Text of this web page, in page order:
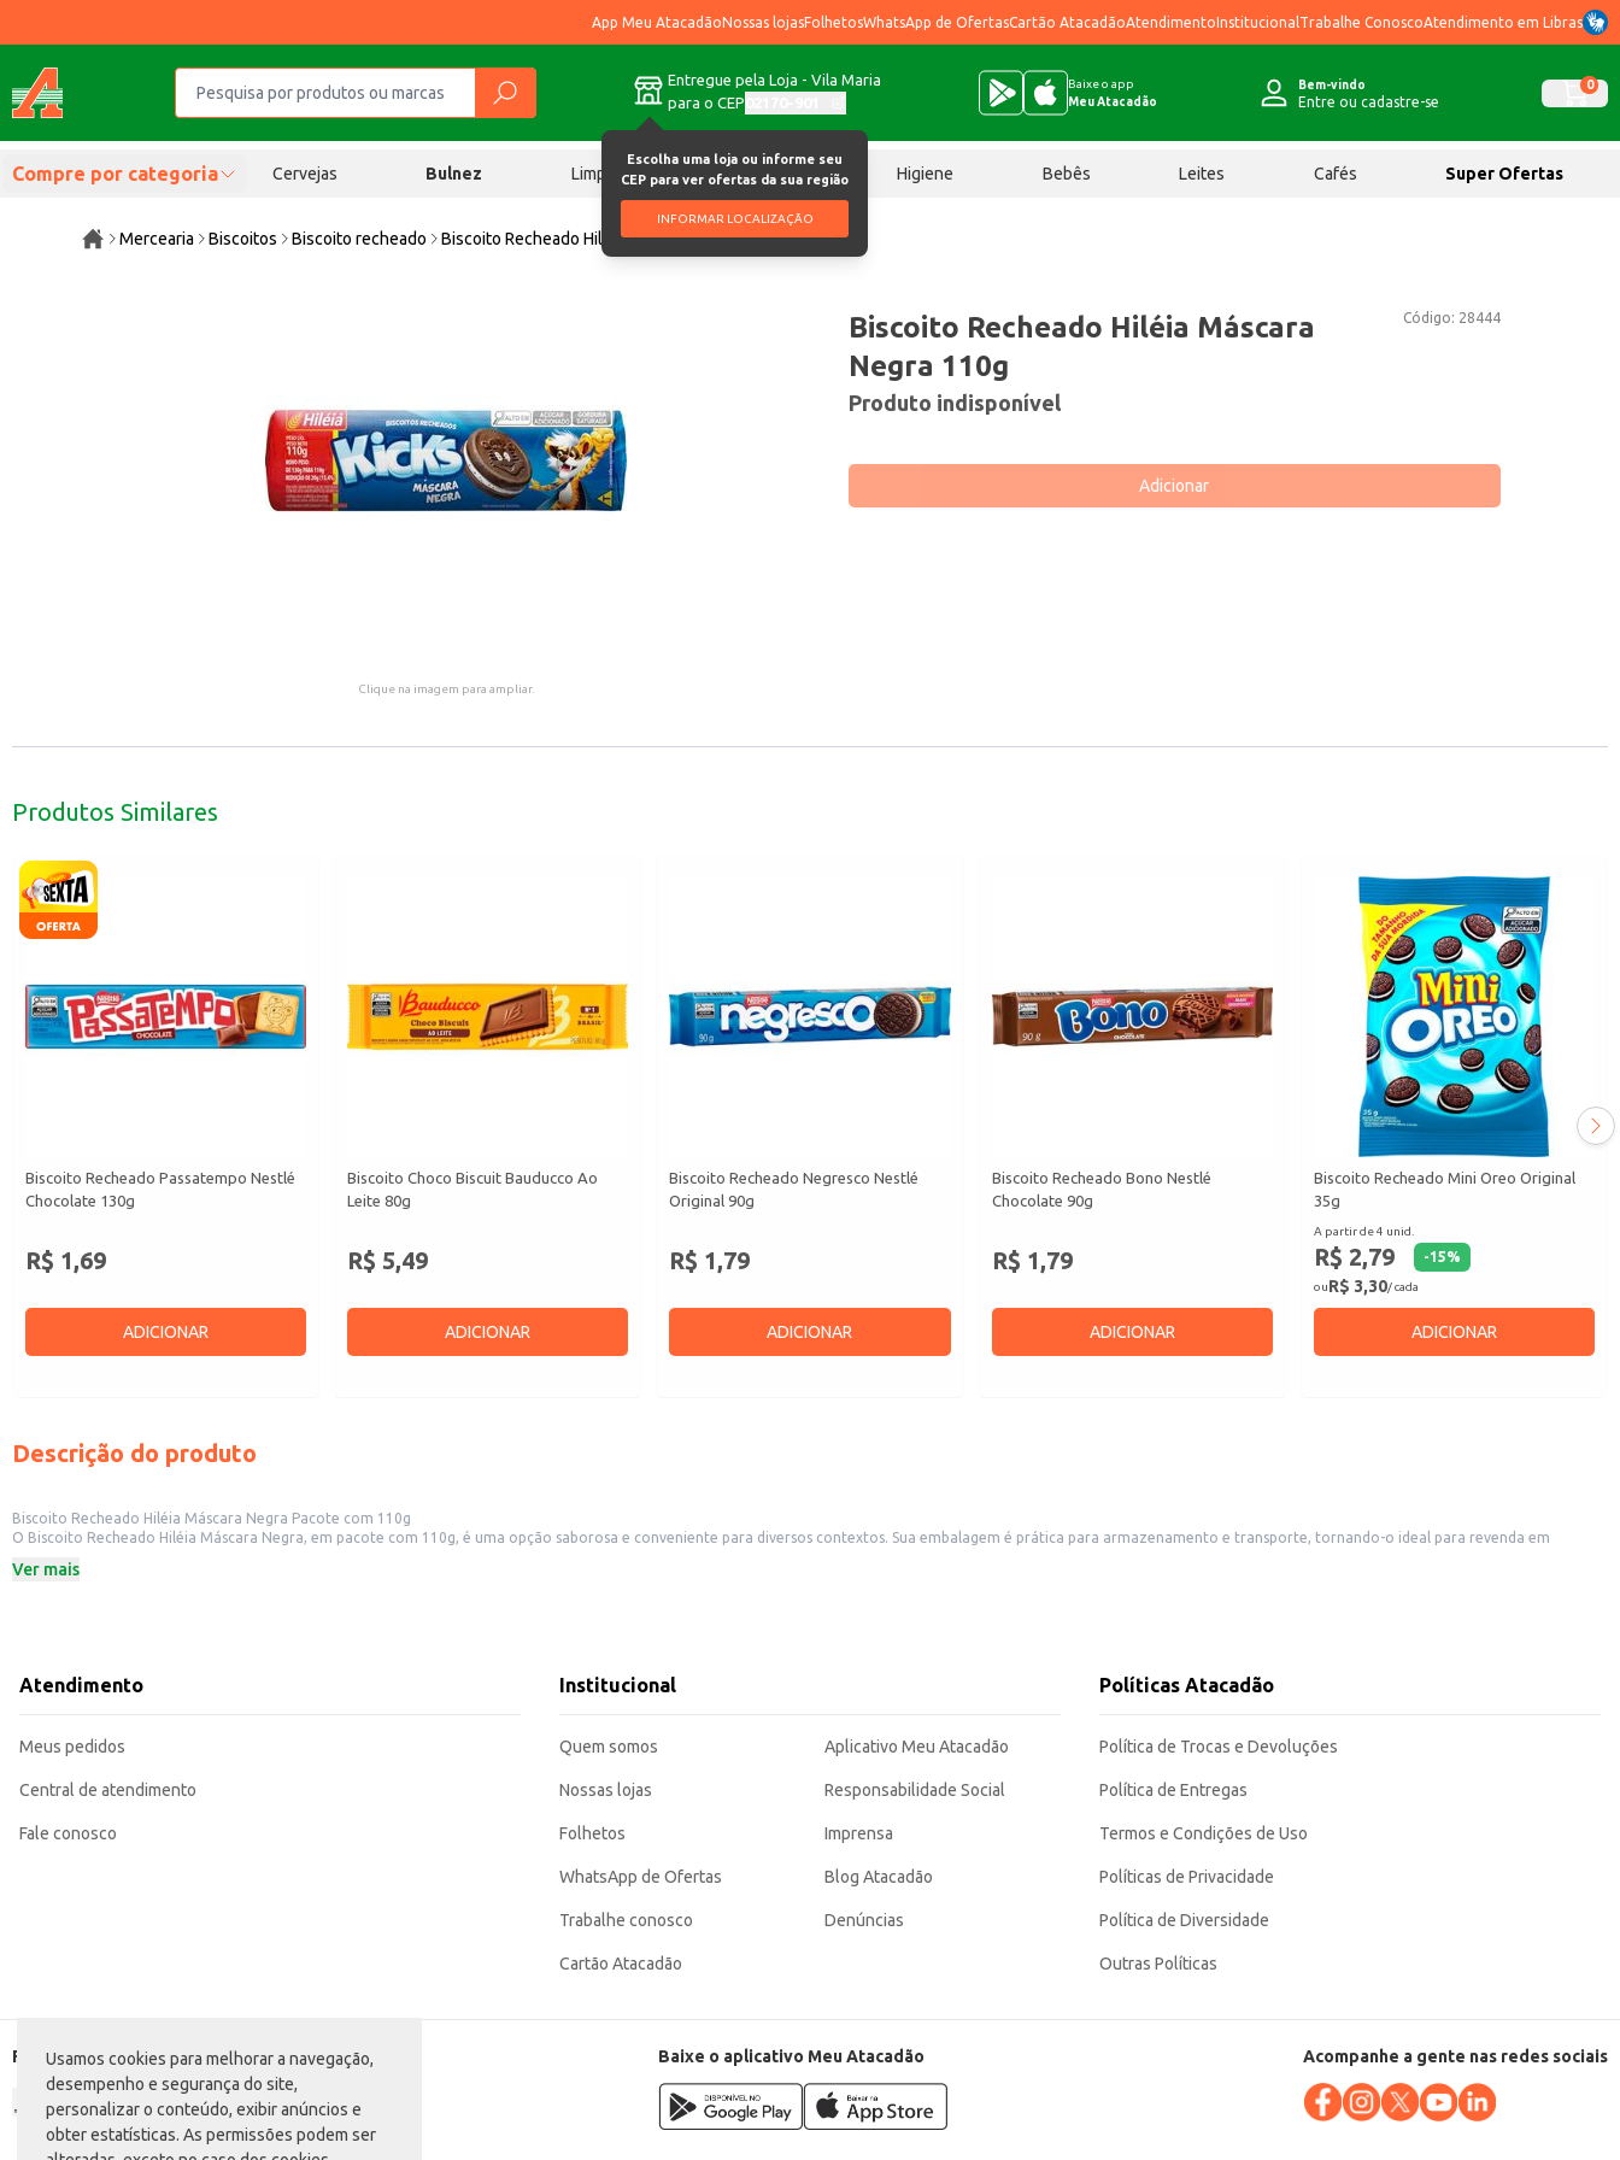
Usamos cookies para melhorar a navegação,
desempenho e segurança do site,
personalizar o conteúdo, exibir anúncios e
obter estatísticas. As permissões podem ser
App Meu AtacadãoNossas lojasFolhetosWhatsApp de OfertasCartão AtacadãoAtendimentoInstitucional Trabalhe ConoscoAtendimento em Libras
Entregue pela Loja - Vila Maria
para o CEP
Escolha uma loja ou informe seu
CEP para ver ofertas da sua região
INFORMAR LOCALIZAÇÃO
Baixe o app
Meu Atacadão
Bem-vindo
Entre ou cadastre-se
0
Compre por categoria Cervejas Bulnez Limpeza Chocolates Higiene Bebês Leites Cafés Super Ofertas
Mercearia Biscoitos Biscoito recheado Biscoito Recheado Hiléia Máscara Negra 110g
Clique na imagem para ampliar.
Código: 28444
Biscoito Recheado Hiléia Máscara
Negra 110g
Produto indisponível
Adicionar
Produtos Similares
Biscoito Recheado Passatempo Nestlé
Chocolate 130g
R$ 1,69
ADICIONAR
Biscoito Choco Biscuit Bauducco Ao
Leite 80g
R$ 5,49
ADICIONAR
Biscoito Recheado Negresco Nestlé
Original 90g
R$ 1,79
ADICIONAR
Biscoito Recheado Bono Nestlé
Chocolate 90g
R$ 1,79
ADICIONAR
Biscoito Recheado Mini Oreo Original
35g
A partir de 4 unid.
R$ 2,79 -15%
ouR$ 3,30/ cada
ADICIONAR
Descrição do produto
Biscoito Recheado Hiléia Máscara Negra Pacote com 110g
O Biscoito Recheado Hiléia Máscara Negra, em pacote com 110g, é uma opção saborosa e conveniente para diversos contextos. Sua embalagem é prática para armazenamento e transporte, tornando-o ideal para revenda em
Dicas de uso:
satisfatória.
Marca: Hiléia
Categoria: Biscoito recheado
EAN: 7896382505737
Ver mais
Atendimento
Meus pedidos
Central de atendimento
Fale conosco
Institucional
Quem somos
Nossas lojas
Folhetos
WhatsApp de Ofertas
Trabalhe conosco
Cartão Atacadão
Aplicativo Meu Atacadão
Responsabilidade Social
Imprensa
Blog Atacadão
Denúncias
Políticas Atacadão
Política de Trocas e Devoluções
Política de Entregas
Termos e Condições de Uso
Políticas de Privacidade
Política de Diversidade
Outras Políticas
Formas de pagamento Baixe o aplicativo Meu Atacadão Acompanhe a gente nas redes sociais